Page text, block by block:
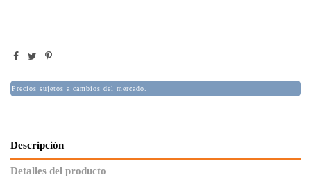
Precios sujetos a cambios del mercado.
Descripción
Detalles del producto